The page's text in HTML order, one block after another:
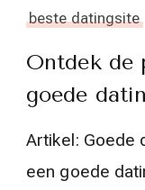
beste datingsite
Ontdek de
goede
Artikel: Goede
een goede